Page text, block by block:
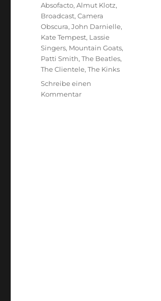
Schlagwörter
Absofacto,Almut Klotz,
Broadcast,Camera
Obscura,John Darnielle,
Kate Tempest, Lassie
Singers, Mountain Goats,
Patti Smith,The Beatles,
The Clientele,The Kinks
Schreibe einen
Kommentarzu